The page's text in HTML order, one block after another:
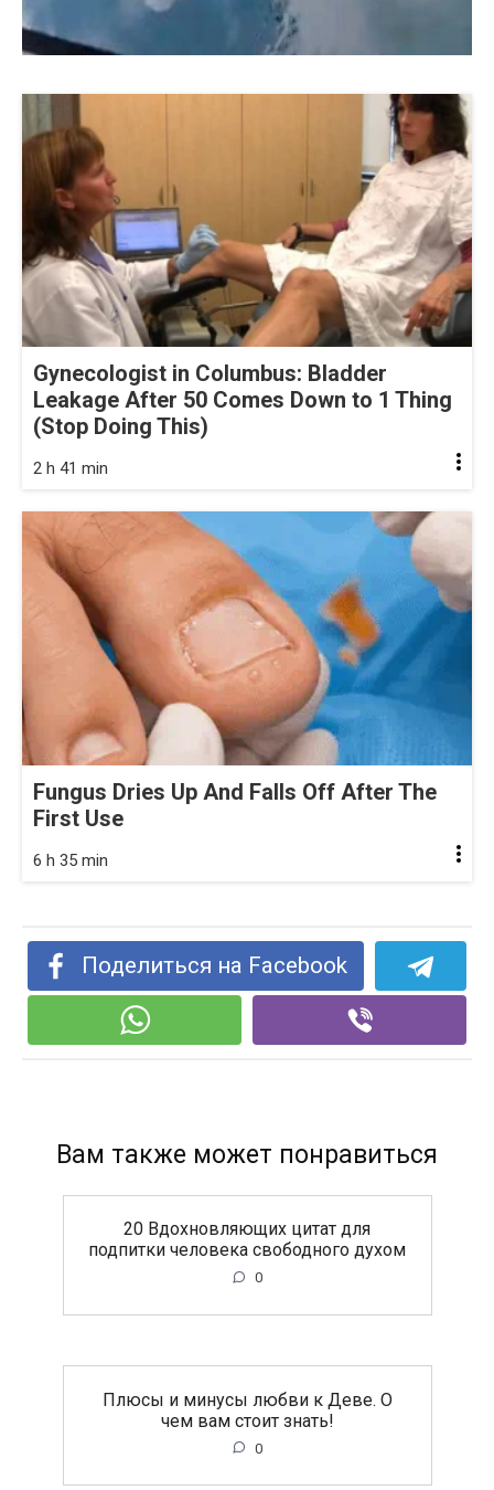
Gynecologist in Columbus: Bladder
Leakage After 50 Comes Down to 1 Thing
(Stop Doing This)
2 h 41 min
Fungus Dries Up And Falls Off After The
First Use
6 h 35 min
Поделиться на Facebook
Вам также может понравиться
20 Вдохновляющих цитат для
подпитки человека свободного духом
0
Плюсы и минусы любви к Деве. О
чем вам стоит знать!
0